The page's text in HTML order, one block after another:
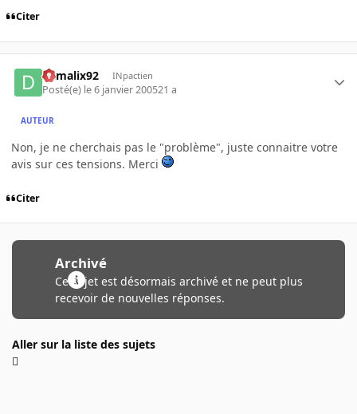
Citer
damalix92 INpactien
Posté(e) le 6 janvier 200521 a
AUTEUR
Non, je ne cherchais pas le "problème", juste connaitre votre
avis sur ces tensions. Merci
Citer
Archivé
Ce sujet est désormais archivé et ne peut plus
recevoir de nouvelles réponses.
Aller sur la liste des sujets